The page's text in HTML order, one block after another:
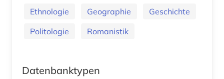
Ethnologie Geographie
Geschichte
Politologie
Romanistik
Datenbanktypen